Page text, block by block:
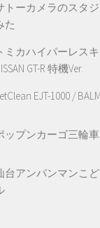
トーカメラのスタ
た
ミカハイパーレス
GT-R 特機Ver.
EJT-1000 /
ップンカーゴ三輪
台アンパンマンこ